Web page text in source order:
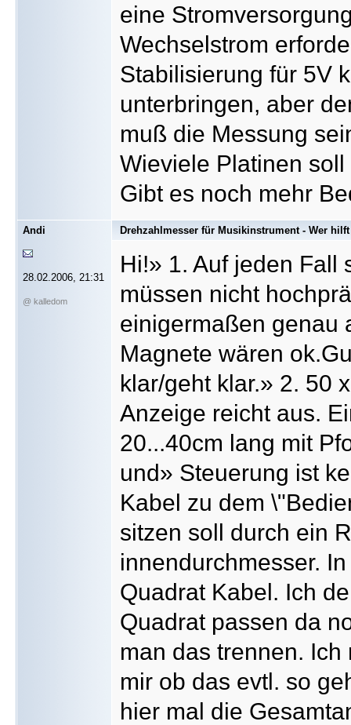
eine
Wechselstrom
Stabilisierung für 5V
unterbringen, aber
muß die Messung
Wieviele Platinen
Gibt es noch mehr
Andi
28.02.2006, 21:31
@ kalledom
Drehzahlmesser für Musikinstrument - Wer
Hi!» 1. Auf jeden Fall
müssen nicht
einigermaßen genau
Magnete wären
klar/geht klar.» 2. 50
Anzeige reicht aus.
20...40cm lang mit
und» Steuerung ist
Kabel zu dem
sitzen soll durch ein
innendurchmesser.
Quadrat Kabel. Ich
Quadrat passen da
man das trennen.
mir ob das evtl. so
hier mal die